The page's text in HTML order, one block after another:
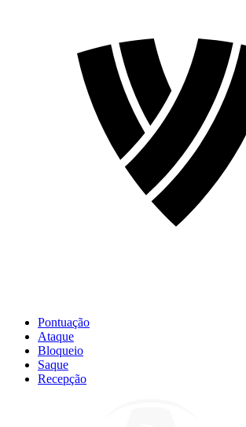
Pontuação
Ataque
Bloqueio
Saque
Recepção